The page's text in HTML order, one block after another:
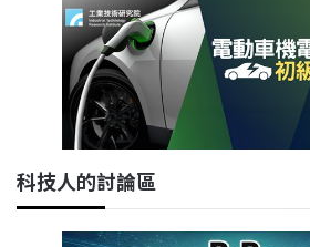
科技人的討論區